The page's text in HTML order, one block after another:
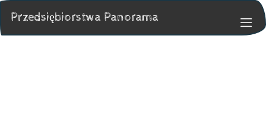
Przedsiębiorstwa Panorama